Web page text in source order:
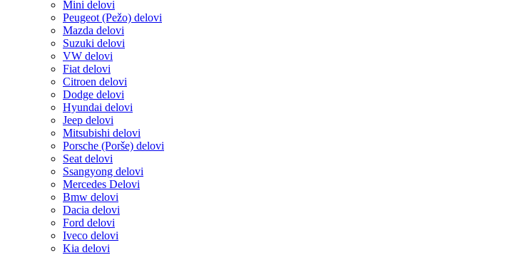
Mini delovi
Peugeot (Pežo) delovi
Mazda delovi
Suzuki delovi
VW delovi
Fiat delovi
Citroen delovi
Dodge delovi
Hyundai delovi
Jeep delovi
Mitsubishi delovi
Porsche (Porše) delovi
Seat delovi
Ssangyong delovi
Mercedes Delovi
Bmw delovi
Dacia delovi
Ford delovi
Iveco delovi
Kia delovi